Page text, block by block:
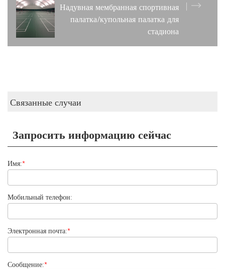
Надувная мембранная спортивная
палатка/купольная палатка для
стадиона
Связанные случаи
Запросить информацию сейчас
Имя:*
Мобильный телефон:
Электронная почта:*
Сообщение:*